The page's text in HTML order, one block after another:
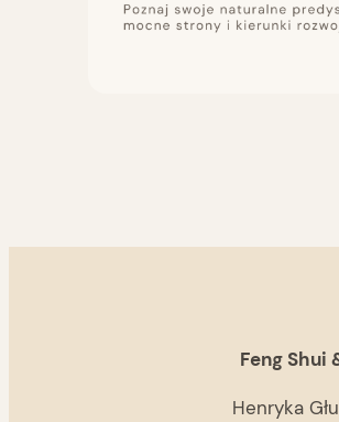
Feng Shui
Henryka